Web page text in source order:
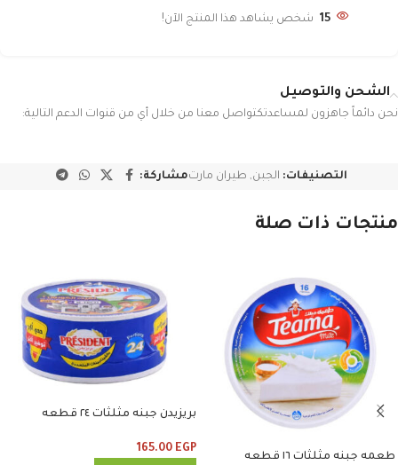
15 شخص يشاهد هذا المنتج الآن!
الشحن والتوصيل
نحن دائماً جاهزون لمساعدتكتواصل معنا من خلال أي من قنوات الدعم التالية:
التصنيفات: الجبن, طيران مارتمشاركة:
منتجات ذات صلة
طعمه جبنه مثلثات ١٦ قطعه
بريزيدن جبنه مثلثات ٢٤ قطعه
165.00 EGP